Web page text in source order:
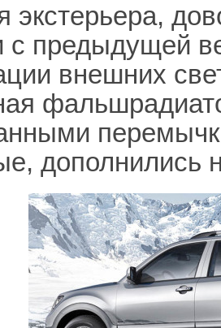
экстерьера,
с предыдущей
внешних
дополнились